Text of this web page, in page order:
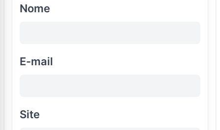
Nome
E-mail
Site